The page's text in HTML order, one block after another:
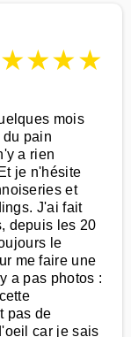
★★★★
mois
pain
a rien
je n'hésite
et
J'ai fait
depuis les 20
le
me faire une
a pas photos :
pas de
car je sais